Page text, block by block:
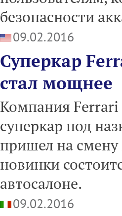
безопасности
09.02.2016
Суперкар
стал мощнее
Компания Ferrari
суперкар под
пришел на смену
новинки
автосалоне.
09.02.2016